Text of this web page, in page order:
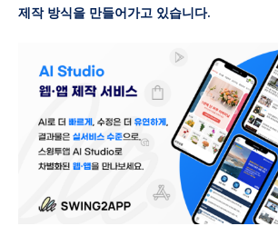
제작 방식을 만들어가고 있습니다.